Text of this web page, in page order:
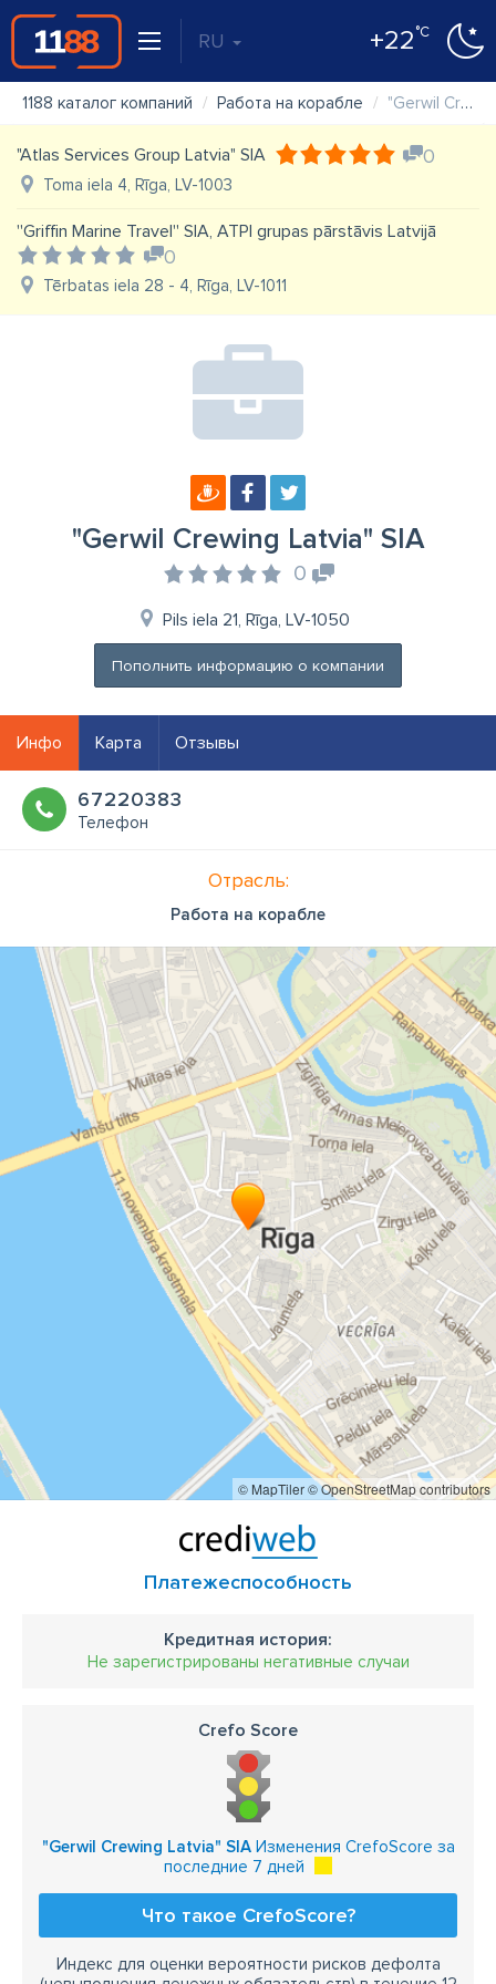
RU +22°C
1188 каталог компаний Работа на корабле "Gerwil Crewing Latvia" SIA
"Atlas Services Group Latvia" SIA 0
Toma iela 4, Rīga, LV-1003
''Griffin Marine Travel'' SIA, ATPI grupas pārstāvis Latvijā
0
Tērbatas iela 28 - 4, Rīga, LV-1011
"Gerwil Crewing Latvia" SIA
0
Pils iela 21, Rīga, LV-1050
Пополнить информацию о компании
Инфо Карта Отзывы
67220383
Телефон
Отрасль:
Работа на корабле
© MapTiler© OpenStreetMap contributors
Платежеспособность
Кредитная история:
Не зарегистрированы негативные случаи
Crefo Score
"Gerwil Crewing Latvia" SIAИзменения CrefoScore за
последние 7 дней
Что такое CrefoScore?
Индекс для оценки вероятности рисков дефолта